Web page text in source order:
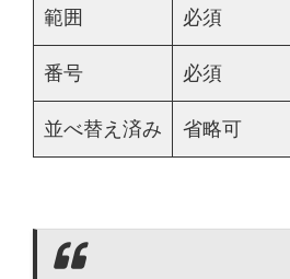
範囲 必須
番号 必須
並べ替え済み 省略可